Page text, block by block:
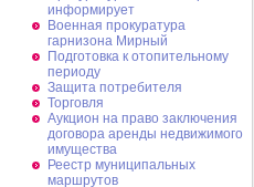
информирует
Военная прокуратура
гарнизона Мирный
Подготовка к отопительному
периоду
Защита потребителя
Торговля
Аукцион на право заключения
договора аренды недвижимого
имущества
Реестр муниципальных
маршрутов